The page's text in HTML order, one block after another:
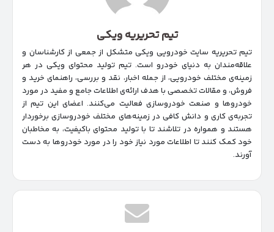
تیم تحریریه ویکی
تیم تحریریه سایت خودرویی ویکی متشکل از جمعی از کارشناسان و
علاقه‌مندان به دنیای خودرو است. تیم تولید محتوای ویکی در هر
زمینه‌‌ی مختلف خودرویی، از جمله اخبار، نقد و بررسی، راهنمای خرید و
فروش، و مقالات تخصصی با هدف ارائه‌ی اطلاعات جامع و مفید در مورد
خودروها و صنعت خودروسازی فعالیت می‌کنند. اعضای این تیم از
تجربه‌ی کاری و دانش کافی در زمینه‌های مختلف خودروسازی برخوردار
هستند و همواره در تلاشند تا با تولید محتوای باکیفیت، به مخاطبان
خود کمک کنند تا اطلاعات مورد نیاز خود را در مورد خودروها به دست
آورند.